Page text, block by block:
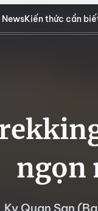
Kiến thức cần
ngọn
Ky Quan San